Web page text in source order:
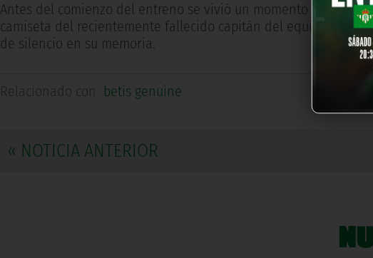
Antes del comienzo del entreno se vivió un momento muy
camiseta del recientemente fallecido capitán del equipo
de silencio en su memoria.
Relacionado con betis genuine
« NOTICIA ANTERIOR